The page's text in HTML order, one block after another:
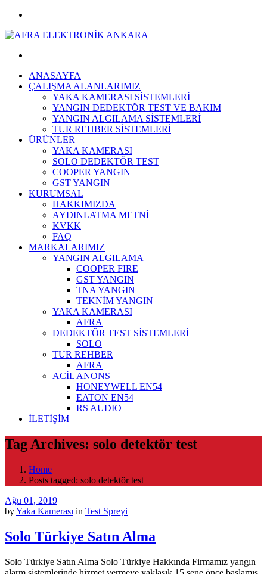
ANASAYFA
ÇALIŞMA ALANLARIMIZ
YAKA KAMERASI SİSTEMLERİ
YANGIN DEDEKTÖR TEST VE BAKIM
YANGIN ALGILAMA SİSTEMLERİ
TUR REHBER SİSTEMLERİ
ÜRÜNLER
YAKA KAMERASI
SOLO DEDEKTÖR TEST
COOPER YANGIN
GST YANGIN
KURUMSAL
HAKKIMIZDA
AYDINLATMA METNİ
KVKK
FAQ
MARKALARIMIZ
YANGIN ALGILAMA
COOPER FIRE
GST YANGIN
TNA YANGIN
TEKNİM YANGIN
YAKA KAMERASI
AFRA
DEDEKTÖR TEST SİSTEMLERİ
SOLO
TUR REHBER
AFRA
ACİL ANONS
HONEYWELL EN54
EATON EN54
RS AUDIO
İLETİŞİM
Tag Archives: solo detektör test
Home
Posts tagged: solo detektör test
Ağu 01, 2019
byYaka Kamerası in Test Spreyi
Solo Türkiye Satın Alma
Solo Türkiye Satın Alma Solo Türkiye Hakkında Firmamız yangın